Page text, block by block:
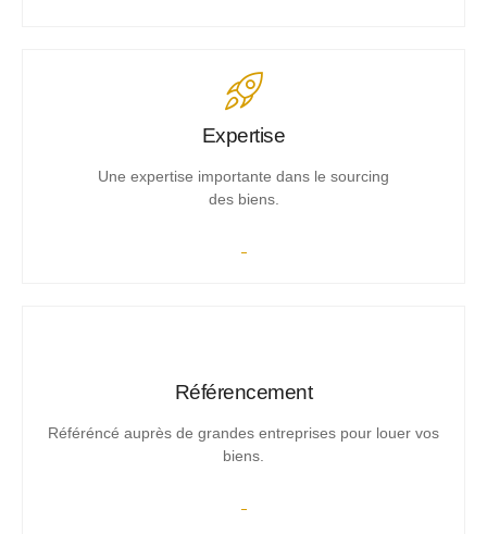
Expertise
Une expertise importante dans le sourcing
des biens.
Référencement
Référéncé auprès de grandes entreprises pour louer vos
biens.